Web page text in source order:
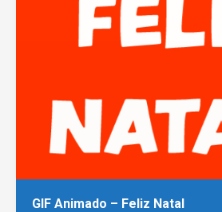
GIF Animado – Feliz Natal